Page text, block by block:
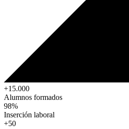
+15.000
Alumnos formados
98%
Inserción laboral
+50